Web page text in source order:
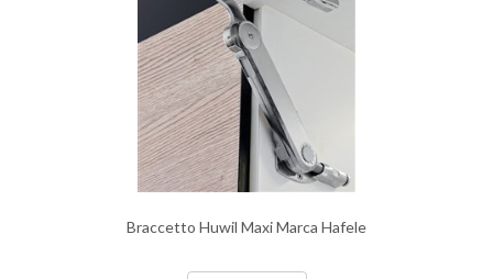
Braccetto Huwil Maxi Marca Hafele